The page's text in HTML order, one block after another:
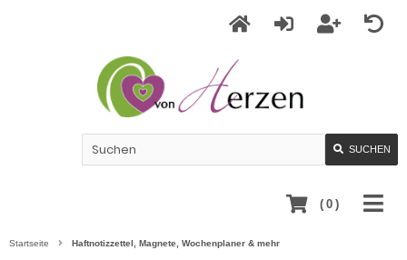
SUCHEN
( 0 )
Startseite Haftnotizzettel, Magnete, Wochenplaner & mehr